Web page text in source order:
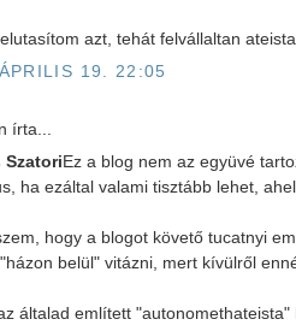
azt, tehát felvállaltan
19. 22:05
írta...
SzatoriEz a blog nem az együvé
ha ezáltal valami tisztább lehet,
hogy a blogot követő tucatnyi
belül" vitázni, mert kívülről
általad említett